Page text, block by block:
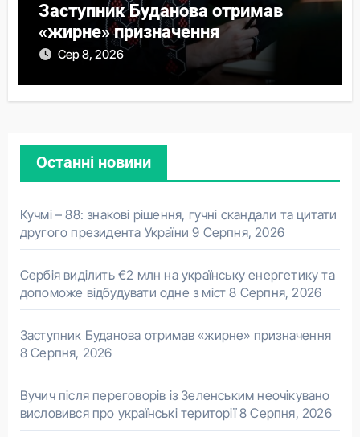
Заступник Буданова отримав
«жирне» призначення
Сер 8, 2026
Останні новини
Кучмі – 88: знакові рішення, гучні скандали та цитати
другого президента України 9 Серпня, 2026
Сербія виділить €2 млн на українську енергетику та
допоможе відбудувати одне з міст 8 Серпня, 2026
Заступник Буданова отримав «жирне» призначення
8 Серпня, 2026
Вучич після переговорів із Зеленським неочікувано
висловився про українські території 8 Серпня, 2026